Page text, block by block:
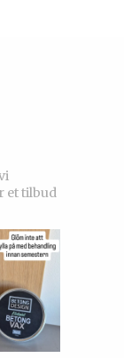
et tilbud